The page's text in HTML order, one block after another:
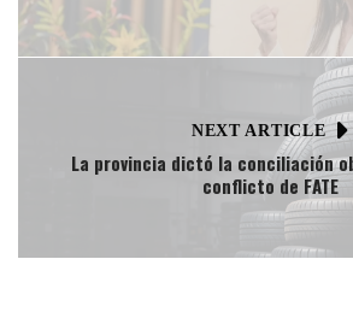
NEXT ARTICLE
La provincia dictó la conciliación
conflicto de FATE